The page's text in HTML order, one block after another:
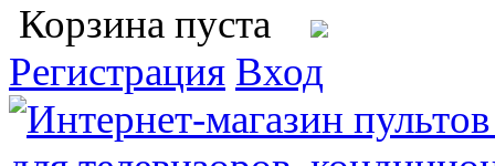
Корзина пуста
Регистрация Вход